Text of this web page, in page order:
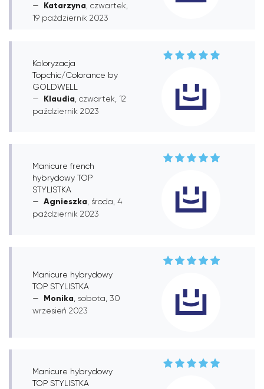
Katarzyna , czwartek,
19 październik 2023
Koloryzacja
Topchic/Colorance by
GOLDWELL
Klaudia , czwartek, 12
październik 2023
Manicure french
hybrydowy TOP
STYLISTKA
Agnieszka , środa, 4
październik 2023
Manicure hybrydowy
TOP STYLISTKA
Monika , sobota, 30
wrzesień 2023
Manicure hybrydowy
TOP STYLISTKA